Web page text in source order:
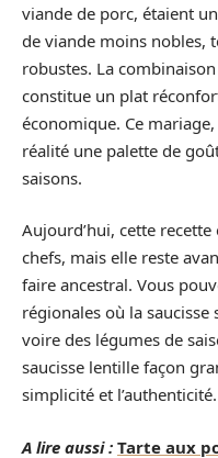
viande de porc, étaient
de viande moins nobles,
robustes. La
constitue un plat
économique. Ce
réalité une palette de
saisons.
Aujourd’hui, cette
chefs, mais elle reste
faire ancestral. Vous
régionales où la saucisse
voire des légumes de
saucisse lentille façon
simplicité et l’authenticité.
A lire aussi : Tarte aux